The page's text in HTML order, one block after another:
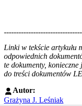
Linki w tekście artykułu
odpowiednich
te dokumenty, konieczne
do treści dokumentów
Autor:
Grażyna J. Leśniak